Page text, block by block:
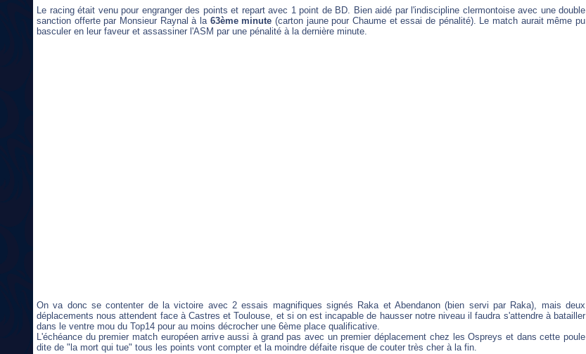
Le racing était venu pour engranger des points et repart avec 1 point de BD. Bien aidé par l'indiscipline clermontoise avec une double
sanction offerte par Monsieur Raynal à la 63ème minute (carton jaune pour Chaume et essai de pénalité). Le match aurait même pu
basculer en leur faveur et assassiner l'ASM par une pénalité à la dernière minute.
On va donc se contenter de la victoire avec 2 essais magnifiques signés Raka et Abendanon (bien servi par Raka), mais deux
déplacements nous attendent face à Castres et Toulouse, et si on est incapable de hausser notre niveau il faudra s'attendre à batailler
dans le ventre mou du Top14 pour au moins décrocher une 6ème place qualificative.
L'échéance du premier match européen arrive aussi à grand pas avec un premier déplacement chez les Ospreys et dans cette poule
dite de "la mort qui tue" tous les points vont compter et la moindre défaite risque de couter très cher à la fin.